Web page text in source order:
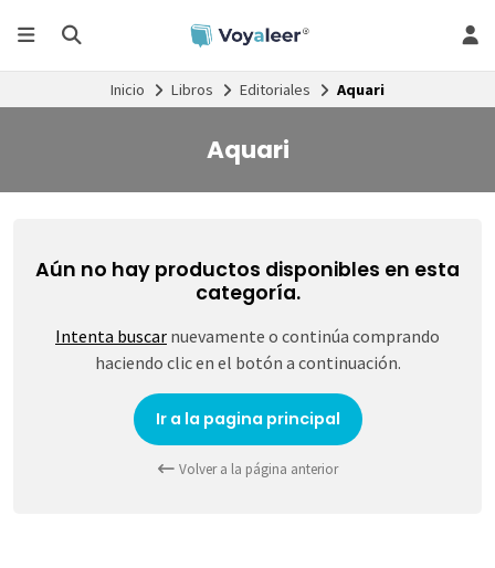
Inicio Libros Editoriales Aquari
Aquari
Aún no hay productos disponibles en esta
categoría.
Intenta buscar nuevamente o continúa comprando
haciendo clic en el botón a continuación.
Ir a la pagina principal
Volver a la página anterior